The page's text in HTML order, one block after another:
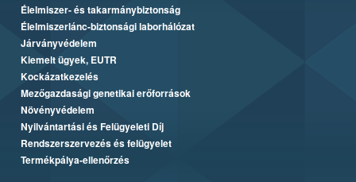
Élelmiszer- és takarmánybiztonság
Élelmiszerlánc-biztonsági laborhálózat
Járványvédelem
Kiemelt ügyek, EUTR
Kockázatkezelés
Mezőgazdasági genetikai erőforrások
Növényvédelem
Nyilvántartási és Felügyeleti Díj
Rendszerszervezés és felügyelet
Termékpálya-ellenőrzés